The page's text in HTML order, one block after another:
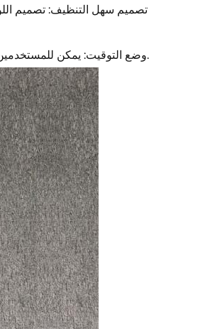
تصميم سهل التنظيف: تصميم
وضع التوقيت: يمكن للمستخدمين ضبط الوقت لإيقاف تشغيل مكيف الهواء أو تشغيله في أي وقت يريدونه من أجل تقليل استهلاك الطاقة.